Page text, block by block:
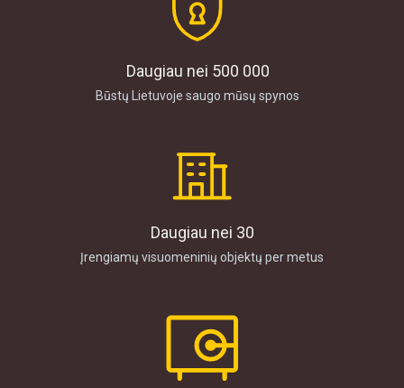
Daugiau nei 500 000
Būstų Lietuvoje saugo mūsų spynos
Daugiau nei 30
Įrengiamų visuomeninių objektų per metus